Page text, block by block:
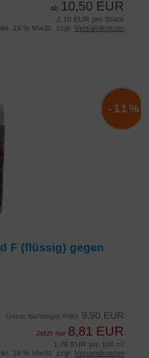
ab 10,50 EUR
2,10 EUR pro Stück
inkl. 19 % MwSt. zzgl. Versandkosten
F (flüssig) gegen
Unser bisheriger Preis 9,90 EUR
Jetzt nur 8,81 EUR
-11%
1,76 EUR pro 100 ml
inkl. 19 % MwSt. zzgl. Versandkosten